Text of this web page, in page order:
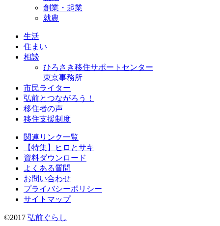
創業・起業
就農
生活
住まい
相談
ひろさき移住サポートセンター
東京事務所
市民ライター
弘前とつながろう！
移住者の声
移住支援制度
関連リンク一覧
【特集】ヒロとサキ
資料ダウンロード
よくある質問
お問い合わせ
プライバシーポリシー
サイトマップ
©2017 弘前ぐらし